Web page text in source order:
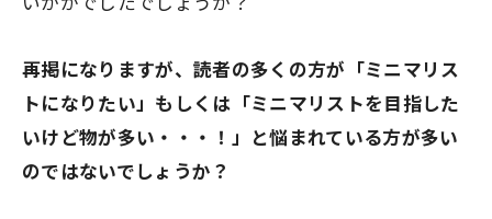
再掲になりますが、読者の多くの方が「ミニマリス
トになりたい」もしくは「ミニマリストを目指した
いけど物が多い・・・！」と悩まれている方が多い
のではないでしょうか？